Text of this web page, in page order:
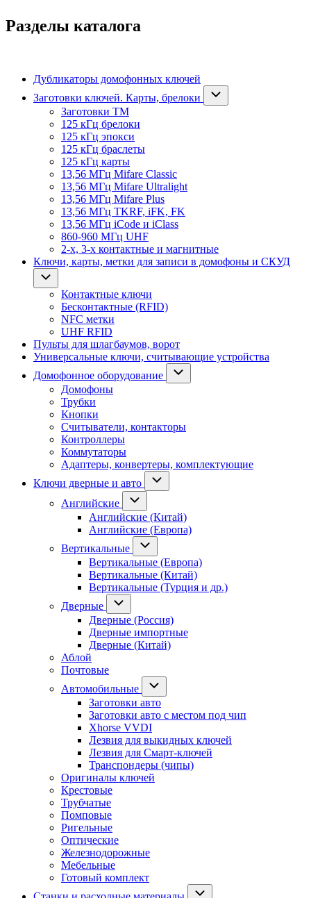
Разделы каталога
Дубликаторы домофонных ключей
Заготовки ключей. Карты, брелоки
Заготовки ТМ
125 кГц брелоки
125 кГц эпокси
125 кГц браслеты
125 кГц карты
13,56 МГц Mifare Classic
13,56 МГц Mifare Ultralight
13,56 МГц Mifare Plus
13,56 МГц TKRF, iFK, FK
13,56 МГц iCode и iClass
860-960 МГц UHF
2-х, 3-х контактные и магнитные
Ключи, карты, метки для записи в домофоны и СКУД
Контактные ключи
Бесконтактные (RFID)
NFC метки
UHF RFID
Пульты для шлагбаумов, ворот
Универсальные ключи, считывающие устройства
Домофонное оборудование
Домофоны
Трубки
Кнопки
Считыватели, контакторы
Контроллеры
Коммутаторы
Адаптеры, конвертеры, комплектующие
Ключи дверные и авто
Английские
Английские (Китай)
Английские (Европа)
Вертикальные
Вертикальные (Европа)
Вертикальные (Китай)
Вертикальные (Турция и др.)
Дверные
Дверные (Россия)
Дверные импортные
Дверные (Китай)
Аблой
Почтовые
Автомобильные
Заготовки авто
Заготовки авто с местом под чип
Xhorse VVDI
Лезвия для выкидных ключей
Лезвия для Смарт-ключей
Транспондеры (чипы)
Оригиналы ключей
Крестовые
Трубчатые
Помповые
Ригельные
Оптические
Железнодорожные
Мебельные
Готовый комплект